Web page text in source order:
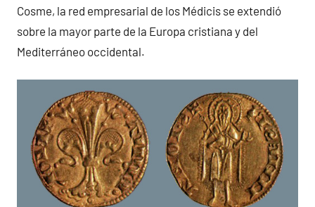
Cosme, la red empresarial de los Médicis se extendió
sobre la mayor parte de la Europa cristiana y del
Mediterráneo occidental.